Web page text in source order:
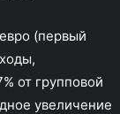
(первый
от групповой
увеличение